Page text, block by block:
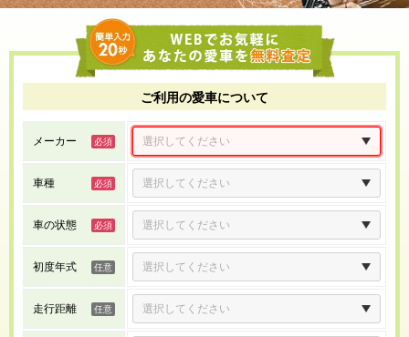
ご利用の愛車について
メーカー
車種
車の状態
初度年式
走行距離